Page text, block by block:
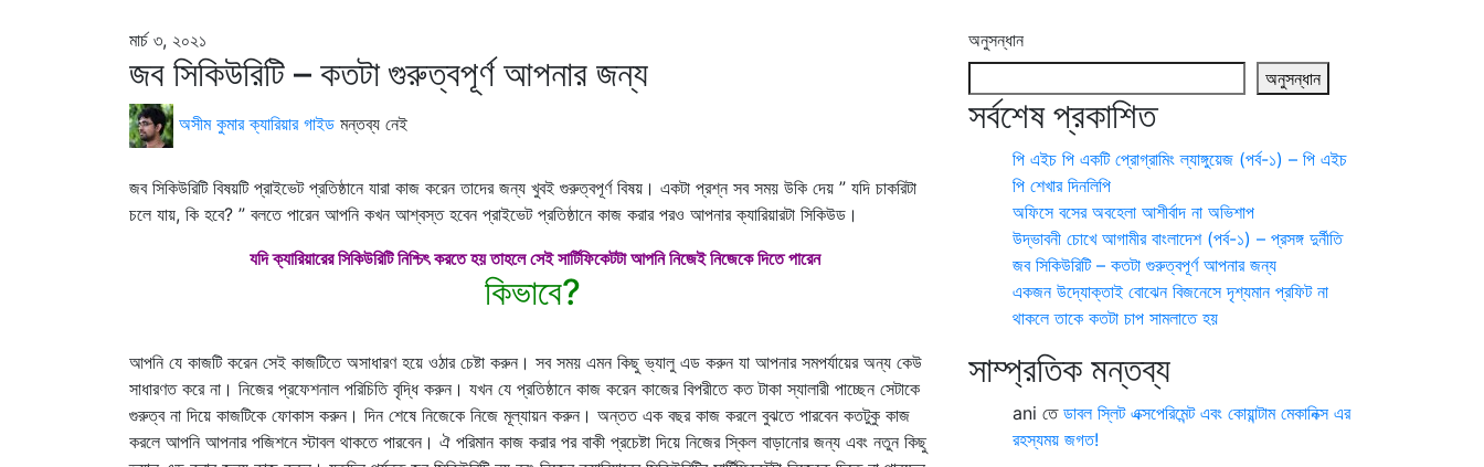
মার্চ ৩, ২০২১
জব সিকিউরিটি – কতটা গুরুত্বপূর্ণ আপনার জন্য
অসীম কুমার ক্যারিয়ার গাইড মন্তব্য নেই
জব সিকিউরিটি বিষয়টি প্রাইভেট প্রতিষ্ঠানে যারা কাজ করেন তাদের জন্য খুবই গুরুত্বপূর্ণ বিষয়। একটা প্রশ্ন সব সময় উকি দেয় ” যদি চাকরিটা
চলে যায়, কি হবে? ” বলতে পারেন আপনি কখন আশ্বস্ত হবেন প্রাইভেট প্রতিষ্ঠানে কাজ করার পরও আপনার ক্যারিয়ারটা সিকিউড।
যদি ক্যারিয়ারের সিকিউরিটি নিশ্চিৎ করতে হয় তাহলে সেই সার্টিফিকেটটা আপনি নিজেই নিজেকে দিতে পারেন
কিভাবে?
আপনি যে কাজটি করেন সেই কাজটিতে অসাধারণ হয়ে ওঠার চেষ্টা করুন। সব সময় এমন কিছু ভ্যালু এড করুন যা আপনার সমপর্যায়ের অন্য কেউ
সাধারণত করে না। নিজের প্রফেশনাল পরিচিতি বৃদ্ধি করুন। যখন যে প্রতিষ্ঠানে কাজ করেন কাজের বিপরীতে কত টাকা স্যালারী পাচ্ছেন সেটাকে
গুরুত্ব না দিয়ে কাজটিকে ফোকাস করুন। দিন শেষে নিজেকে নিজে মূল্যায়ন করুন। অন্তত এক বছর কাজ করলে বুঝতে পারবেন কতটুকু কাজ
করলে আপনি আপনার পজিশনে স্টাবল থাকতে পারবেন। ঐ পরিমান কাজ করার পর বাকী প্রচেষ্টা দিয়ে নিজের স্কিল বাড়ানোর জন্য এবং নতুন কিছু
অনুসন্ধান
অনুসন্ধান
সর্বশেষ প্রকাশিত
পি এইচ পি একটি প্রোগ্রামিং ল্যাঙ্গুয়েজ (পর্ব-১) – পি এইচ
পি শেখার দিনলিপি
অফিসে বসের অবহেলা আশীর্বাদ না অভিশাপ
উদ্ভাবনী চোখে আগামীর বাংলাদেশ (পর্ব-১) – প্রসঙ্গ দুর্নীতি
জব সিকিউরিটি – কতটা গুরুত্বপূর্ণ আপনার জন্য
একজন উদ্যোক্তাই বোঝেন বিজনেসে দৃশ্যমান প্রফিট না
থাকলে তাকে কতটা চাপ সামলাতে হয়
সাম্প্রতিক মন্তব্য
ani তে ডাবল স্লিট এক্সপেরিমেন্ট এবং কোয়ান্টাম মেকানিক্স এর
রহস্যময় জগত!